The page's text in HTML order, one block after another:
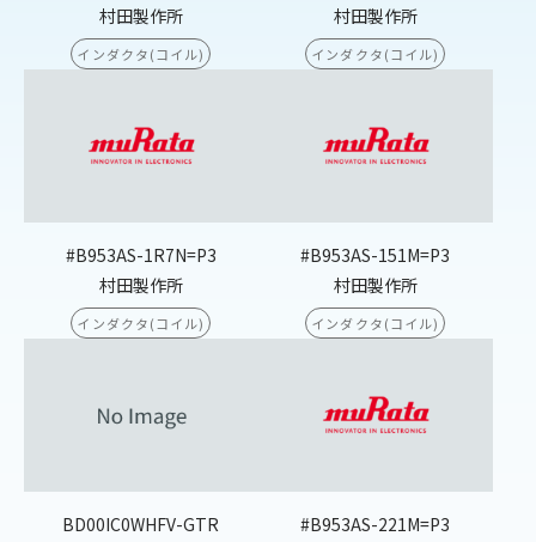
村田製作所
インダクタ(コイル)
村田製作所
インダクタ(コイル)
#B953AS-1R7N=P3
村田製作所
インダクタ(コイル)
#B953AS-151M=P3
村田製作所
インダクタ(コイル)
BD00IC0WHFV-GTR
#B953AS-221M=P3